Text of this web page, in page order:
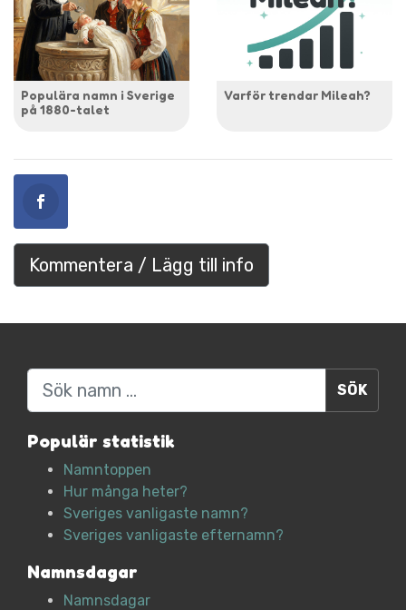
Populära namn i Sverige
på 1880-talet
Varför trendar Mileah?
Kommentera / Lägg till info
Sök
Populär statistik
Namntoppen
Hur många heter?
Sveriges vanligaste namn?
Sveriges vanligaste efternamn?
Namnsdagar
Namnsdagar